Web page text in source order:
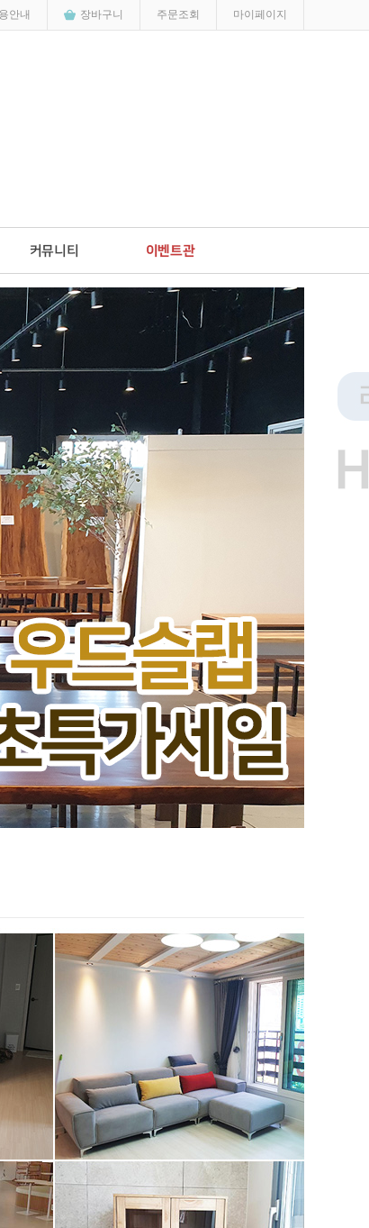
안내 장바구니 주문조회 마이페이지